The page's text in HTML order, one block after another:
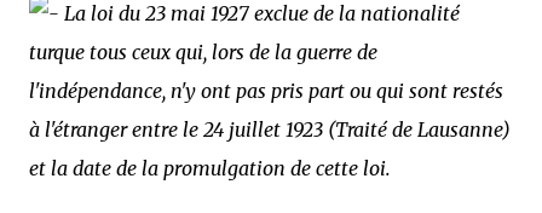
La loi du 23 mai 1927 exclue de la nationalité
turque tous ceux qui, lors de la guerre de
l'indépendance, n'y ont pas pris part ou qui sont restés
à l'étranger entre le 24 juillet 1923 (Traité de Lausanne)
et la date de la promulgation de cette loi.